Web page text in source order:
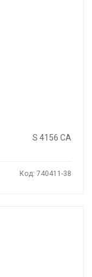
S 4156 CA
Код: 740411-38